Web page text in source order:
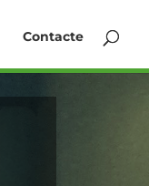
Contacte